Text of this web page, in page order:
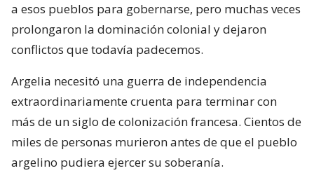
a esos pueblos para gobernarse, pero muchas veces
prolongaron la dominación colonial y dejaron
conflictos que todavía padecemos.
Argelia necesitó una guerra de independencia
extraordinariamente cruenta para terminar con
más de un siglo de colonización francesa. Cientos de
miles de personas murieron antes de que el pueblo
argelino pudiera ejercer su soberanía.